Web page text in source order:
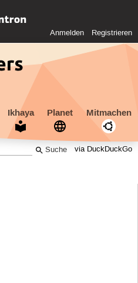
Anmelden Registrieren
Ikhaya Planet Mitmachen
via DuckDuckGo